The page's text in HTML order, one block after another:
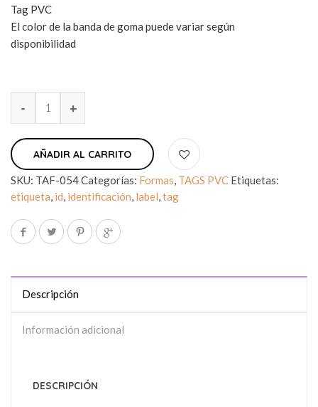
Tag PVC
El color de la banda de goma puede variar según
disponibilidad
AÑADIR AL CARRITO
SKU: TAF-054Categorías: Formas, TAGS PVC Etiquetas:
etiqueta, id, identificación, label,tag
Descripción
Información adicional
DESCRIPCIÓN